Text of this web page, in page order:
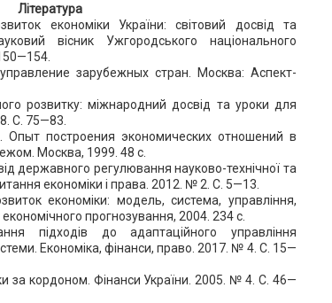
Література
економіки України: світовий досвід та
вісник Ужгородського національного
зарубежных стран. Москва: Аспект-
розвитку: міжнародний досвід та уроки для
С. 75—83.
построения экономических отношений в
Москва, 1999. 48 с.
державного регулювання науково-технічної та
економіки і права. 2012. № 2. С. 5—13.
економіки: модель, система, управління,
прогнозування, 2004. 234 с.
підходів до адаптаційного управління
Економіка, фінанси, право. 2017. № 4. С. 15—
за кордоном. Фінанси України. 2005. № 4. С. 46—